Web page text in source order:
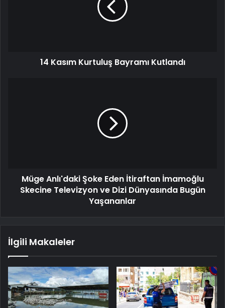
14 Kasım Kurtuluş Bayramı Kutlandı
Müge Anlı'daki Şoke Eden İtiraftan İmamoğlu
Skecine Televizyon ve Dizi Dünyasında Bugün
Yaşananlar
İlgili Makaleler